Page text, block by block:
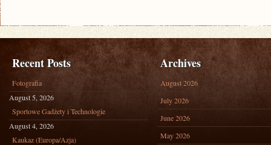
Recent Posts
Fotografia
August 5, 2026
Sportowe Gadżety i Technologie
August 4, 2026
Kaukaz (Europa/Azja)
Archives
August 2026
July 2026
June 2026
May 2026